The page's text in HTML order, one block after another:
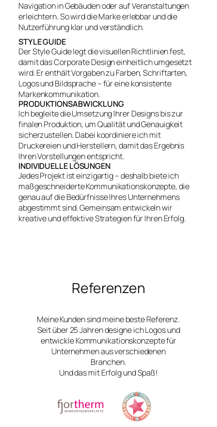
Navigation in Gebäuden oder auf Veranstaltungen
erleichtern. So wird die Marke erlebbar und die
Nutzerführung klar und verständlich.
STYLE GUIDE
Der Style Guide legt die visuellen Richtlinien fest,
damit das Corporate Design einheitlich umgesetzt
wird. Er enthält Vorgaben zu Farben, Schriftarten,
Logos und Bildsprache – für eine konsistente
Markenkommunikation.
PRODUKTIONSABWICKLUNG
Ich begleite die Umsetzung Ihrer Designs bis zur
finalen Produktion, um Qualität und Genauigkeit
sicherzustellen. Dabei koordiniere ich mit
Druckereien und Herstellern, damit das Ergebnis
Ihren Vorstellungen entspricht.
INDIVIDUELLE LÖSUNGEN
Jedes Projekt ist einzigartig – deshalb biete ich
maßgeschneiderte Kommunikationskonzepte, die
genau auf die Bedürfnisse Ihres Unternehmens
abgestimmt sind. Gemeinsam entwickeln wir
kreative und effektive Strategien für Ihren Erfolg.
Referenzen
Meine Kunden sind meine beste Referenz.
Seit über 25 Jahren designe ich Logos und
entwickle Kommunikationskonzepte für
Unternehmen aus verschiedenen
Branchen.
Und das mit Erfolg und Spaß!